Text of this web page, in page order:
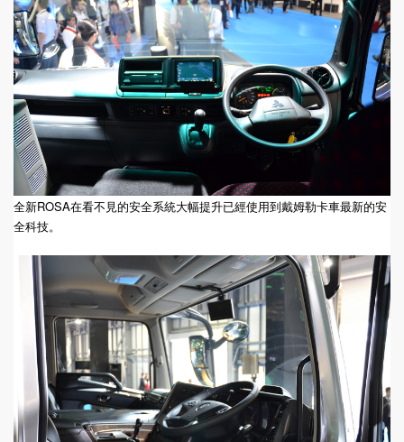
全新ROSA在看不見的安全系統大幅提升已經使用到戴姆勒卡車最新的安
全科技。